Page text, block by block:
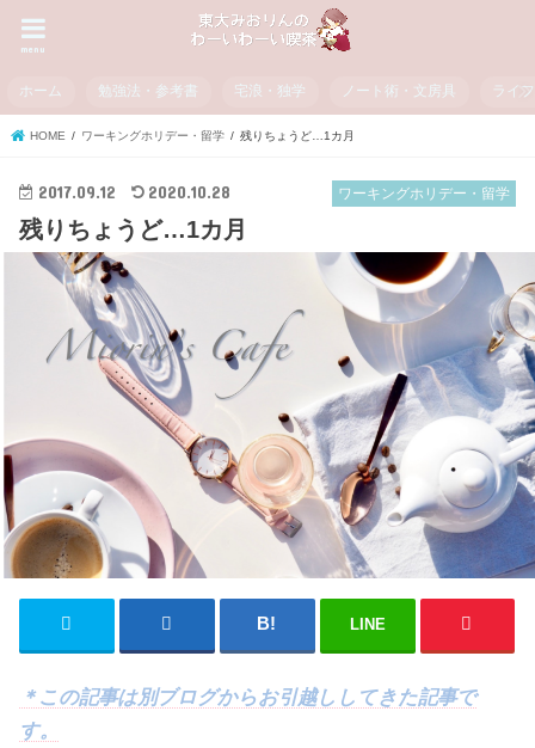
menu
ホーム 勉強法・参考書 宅浪・独学 ノート術・文房具 ライ
HOME ワーキングホリデー・留学 残りちょうど…1カ月
ワーキングホリデー・留学
2017.09.12 2020.10.28
残りちょうど…1カ月
LINE
＊この記事は別ブログからお引越ししてきた記事で
す。